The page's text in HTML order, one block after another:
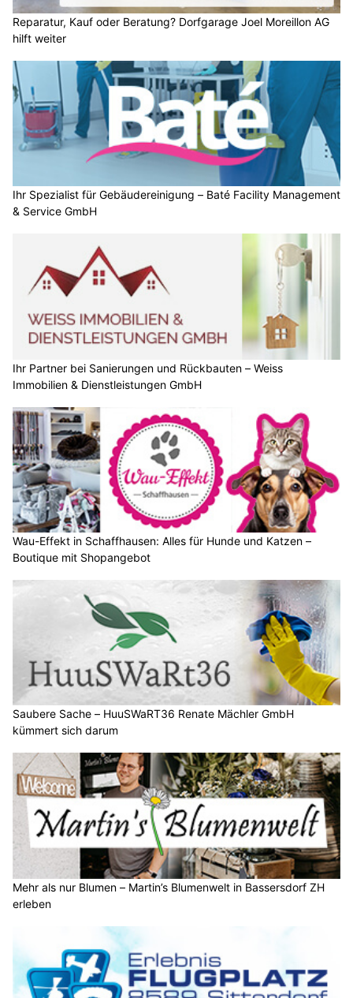
Reparatur, Kauf oder Beratung? Dorfgarage Joel Moreillon AG
hilft weiter
Ihr Spezialist für Gebäudereinigung – Baté Facility Management
& Service GmbH
Ihr Partner bei Sanierungen und Rückbauten – Weiss
Immobilien & Dienstleistungen GmbH
Wau-Effekt in Schaffhausen: Alles für Hunde und Katzen –
Boutique mit Shopangebot
Saubere Sache – HuuSWaRT36 Renate Mächler GmbH
kümmert sich darum
Mehr als nur Blumen – Martin’s Blumenwelt in Bassersdorf ZH
erleben